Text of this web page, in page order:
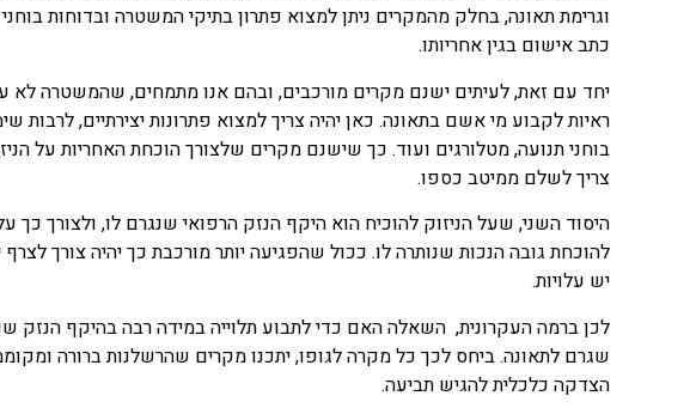
וגרימת תאונה, בחלק מהמקרים ניתן למצוא פתרון בתיקי המשטרה ובדוחות
כתב אישום בגין אחריותו.
יחד עם זאת, לעיתים ישנם מקרים מורכבים, ובהם אנו מתמחים, שהמשטרה
ראיות לקבוע מי אשם בתאונה. כאן יהיה צריך למצוא פתרונות יצירתיים,
בוחני תנועה, מטלורגים ועוד. כך שישנם מקרים שלצורך הוכחת האחריות על
צריך לשלם ממיטב כספו.
היסוד השני, שעל הניזוק להוכיח הוא היקף הנזק הרפואי שנגרם לו, ולצורך כך
להוכחת גובה הנכות שנותרה לו. ככול שהפגיעה יותר מורכבת כך יהיה צורך
יש עלויות.
לכן ברמה העקרונית, השאלה האם כדי לתבוע תלוייה במידה רבה בהיקף הנזק
שגרם לתאונה. ביחס לכך כל מקרה לגופו, יתכנו מקרים שהרשלנות ברורה
הצדקה כלכלית להגיש תביעה.